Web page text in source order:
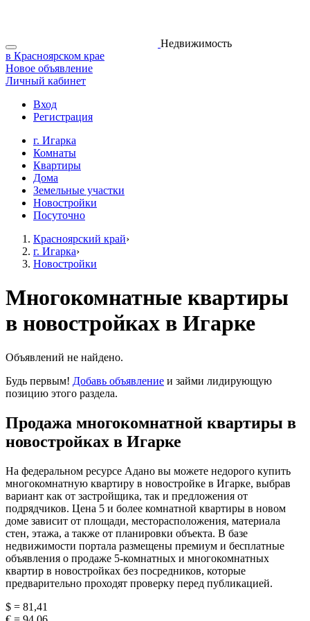
Недвижимость
в Красноярском крае
Новое объявление
Личный кабинет
Вход
Регистрация
г. Игарка
Комнаты
Квартиры
Дома
Земельные участки
Новостройки
Посуточно
Красноярский край›
г. Игарка›
Новостройки
Многокомнатные квартиры
в новостройках в Игарке
Объявлений не найдено.
Будь первым! Добавь объявление и займи лидирующую
позицию этого раздела.
Продажа многокомнатной квартиры в
новостройках в Игарке
На федеральном ресурсе Адано вы можете недорого купить
многокомнатную квартиру в новостройке в Игарке, выбрав
вариант как от застройщика, так и предложения от
подрядчиков. Цена 5 и более комнатной квартиры в новом
доме зависит от площади, месторасположения, материала
стен, этажа, а также от планировки объекта. В базе
недвижимости портала размещены премиум и бесплатные
объявления о продаже 5-комнатных и многокомнатных
квартир в новостройках без посредников, которые
предварительно проходят проверку перед публикацией.
$ = 81,41